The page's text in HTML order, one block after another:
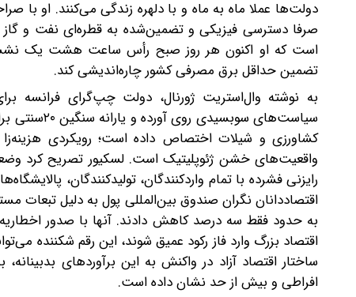
دولت‌ها عملا ماه به ماه و با دلهره زندگی می‌کنند. او
صرفا دسترسی فیزیکی و تضمین‌شده به قطره‌ای نفت و
است که او اکنون هر روز صبح رأس ساعت هشت یک نشست
تضمین حداقل برق مصرفی کشور چاره‌اندیشی کند.
به نوشته وال‌استریت ژورنال، دولت چپ‌گرای فرانسه
سیاست‌های
کشاورزی و شیلات اختصاص داده است؛ رویکردی
واقعیت‌های خشن ژئوپلیتیک است. لسکیور تصریح کرد
رایزنی فشرده با تمام واردکنندگان، تولیدکنندگان،
به حدود فقط سه درصد کاهش دادند. آنها با صدور
اقتصاد بزرگ وارد فاز رکود عمیق شوند، این رقم شکننده
ساختار اقتصاد آزاد در واکنش به این برآوردهای
افراطی و بیش از حد نشان داده است.